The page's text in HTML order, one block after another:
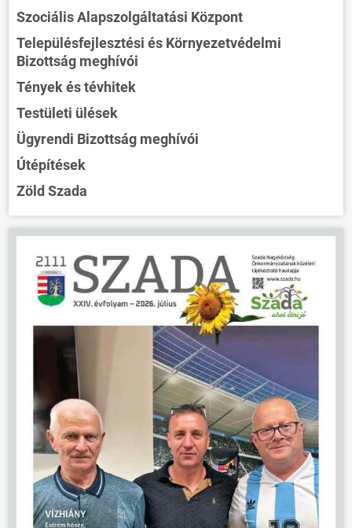
Szociális Alapszolgáltatási Központ
Településfejlesztési és Környezetvédelmi
Bizottság meghívói
Tények és tévhitek
Testületi ülések
Ügyrendi Bizottság meghívói
Útépítések
Zöld Szada